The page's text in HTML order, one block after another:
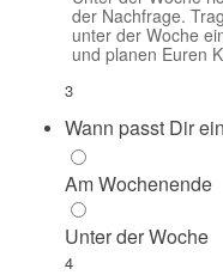
der Nachfrage.
unter der Woche
und planen Euren
3
Wann passt Dir
Am Wochenende
Unter der Woche
4